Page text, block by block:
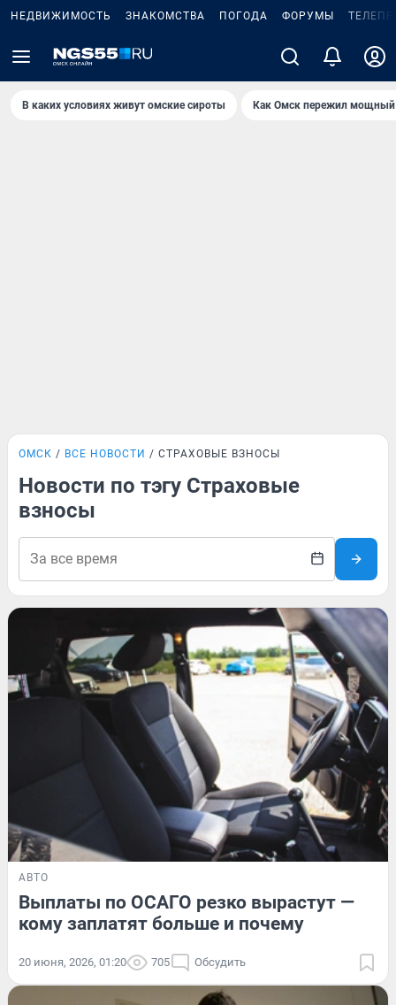
НЕДВИЖИМОСТЬ ЗНАКОМСТВА ПОГОДА ФОРУМЫ
В каких условиях живут омские сироты Как Омск пережил мощный
ОМСК ВСЕ НОВОСТИ СТРАХОВЫЕ ВЗНОСЫ
Новости по тэгу Страховые
взносы
АВТО
Выплаты по ОСАГО резко вырастут —
кому заплатят больше и почему
20 июня, 2026, 01:20 705 Обсудить